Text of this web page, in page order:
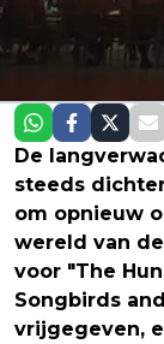
De
steeds
om opnieuw
wereld van
voor "The
Songbirds
vrijgegeven,